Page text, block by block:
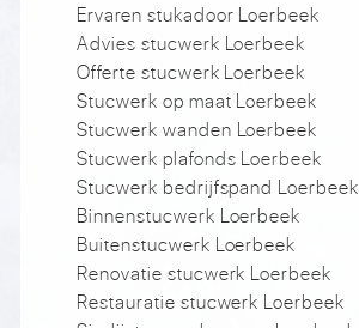
Ervaren stukadoor Loerbeek
Advies stucwerk Loerbeek
Offerte stucwerk Loerbeek
Stucwerk op maat Loerbeek
Stucwerk wanden Loerbeek
Stucwerk plafonds Loerbeek
Stucwerk bedrijfspand Loerbeek
Binnenstucwerk Loerbeek
Buitenstucwerk Loerbeek
Renovatie stucwerk Loerbeek
Restauratie stucwerk Loerbeek